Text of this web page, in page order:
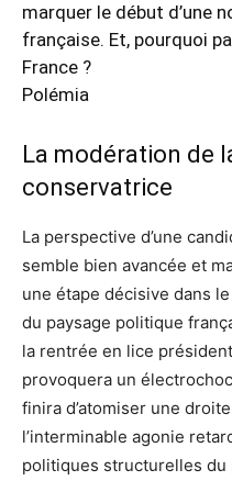
marquer le début d’une
française. Et, pourquoi
France ?
Polémia
La modération de
conservatrice
La perspective d’une
semble bien avancée et
une étape décisive dans
du paysage politique
la rentrée en lice
provoquera un
finira d’atomiser une
l’interminable agonie
politiques structurelles du